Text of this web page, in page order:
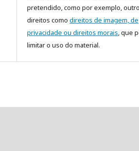
pretendido, como por exemplo,
direitos como direitos de imagem, de
privacidade ou direitos morais, que
limitar o uso do material.